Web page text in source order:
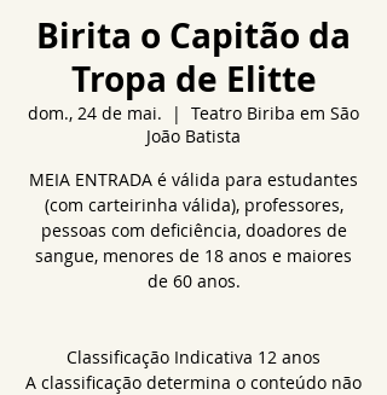
Birita o Capitão da
Tropa de Elitte
dom., 24 de mai.
  |
Teatro Biriba em São
João Batista
MEIA ENTRADA é válida para estudantes
(com carteirinha válida), professores,
pessoas com deficiência, doadores de
sangue, menores de 18 anos e maiores
de 60 anos.
Classificação Indicativa 12 anos
A classificação determina o conteúdo não